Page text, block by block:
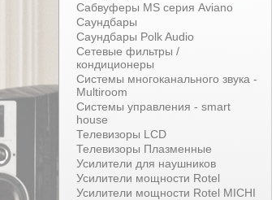
Сабвуферы MS серия Aviano
Саундбары
Саундбары Polk Audio
Сетевые фильтры /
кондиционеры
Системы многоканального звука -
Multiroom
Системы управления - smart
house
Телевизоры LCD
Телевизоры Плазменные
Усилители для наушников
Усилители мощности Rotel
Усилители мощности Rotel MICHI